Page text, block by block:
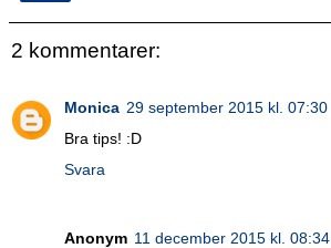
2 kommentarer:
Monica 29 september 2015 kl. 07:30
Bra tips! :D
Svara
Anonym 11 december 2015 kl. 08:34